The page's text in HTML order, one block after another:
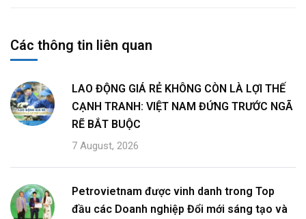
Các thông tin liên quan
LAO ĐỘNG GIÁ RẺ KHÔNG CÒN LÀ LỢI THẾ
CẠNH TRANH: VIỆT NAM ĐỨNG TRƯỚC NGÃ
RẼ BẮT BUỘC
7 August, 2026
Petrovietnam được vinh danh trong Top
đầu các Doanh nghiệp Đổi mới sáng tạo và